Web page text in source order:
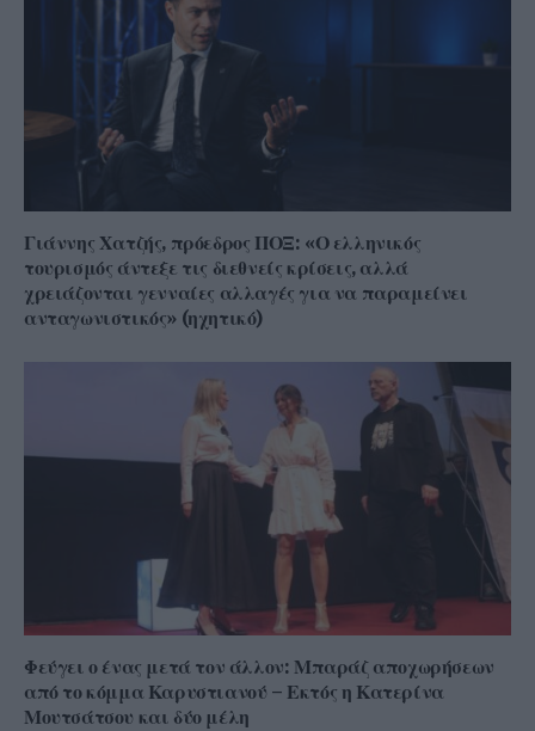
Γιάννης Χατζής, πρόεδρος ΠΟΞ: «Ο ελληνικός
τουρισμός άντεξε τις διεθνείς κρίσεις, αλλά
χρειάζονται γενναίες αλλαγές για να παραμείνει
ανταγωνιστικός» (ηχητικό)
Φεύγει ο ένας μετά τον άλλον: Μπαράζ αποχωρήσεων
από το κόμμα Καρυστιανού – Εκτός η Κατερίνα
Μουτσάτσου και δύο μέλη